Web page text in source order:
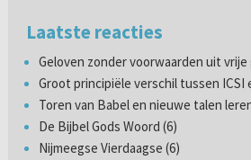
Laatste reacties
Geloven zonder voorwaarden uit vrije
Groot principiële verschil tussen ICSI
Toren van Babel en nieuwe talen
De Bijbel Gods Woord (6)
Nijmeegse Vierdaagse (6)